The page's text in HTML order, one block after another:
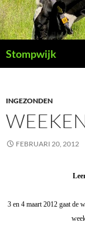
Ga
naar
de
inhoud
Stompwijk
INGEZONDEN
FEBRUARI 20, 2012
3 en 4 maart 2012 gaat de